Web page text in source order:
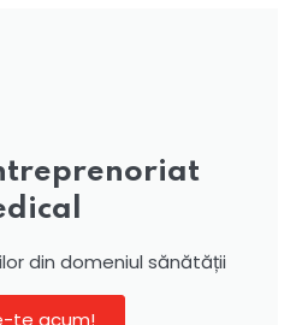
din domeniul sănătății
te acum!